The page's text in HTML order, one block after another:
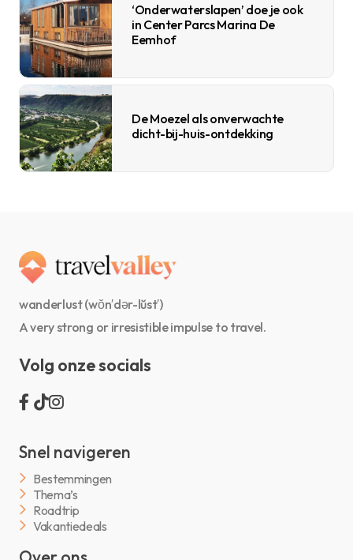
‘Onderwaterslapen’ doe je ook
in Center Parcs Marina De
Eemhof
De Moezel als onverwachte
dicht-bij-huis-ontdekking
wanderlust (wŏn′dər-lŭst′)
A very strong or irresistible impulse to travel.
Volg onze socials
Snel navigeren
Bestemmingen
Thema’s
Roadtrip
Vakantiedeals